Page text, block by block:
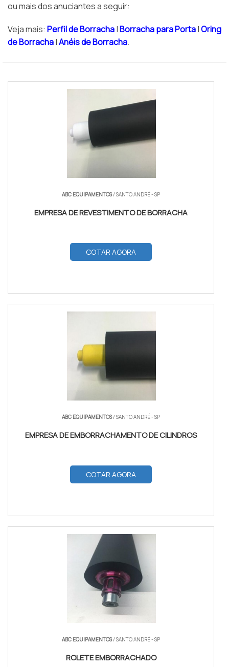
ou mais dos anuciantes a seguir:
Veja mais: Perfil de Borracha|Borracha para Porta|Oring
de Borracha|Anéis de Borracha.
ABC EQUIPAMENTOS/ SANTO ANDRÉ - SP
EMPRESA DE REVESTIMENTO DE BORRACHA
COTAR AGORA
ABC EQUIPAMENTOS/ SANTO ANDRÉ - SP
EMPRESA DE EMBORRACHAMENTO DE CILINDROS
COTAR AGORA
ABC EQUIPAMENTOS/ SANTO ANDRÉ - SP
ROLETE EMBORRACHADO